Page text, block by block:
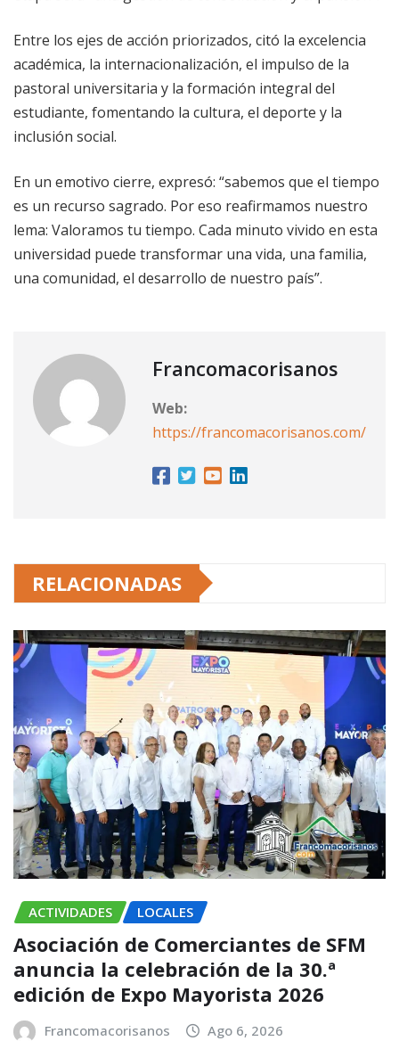
Entre los ejes de acción priorizados, citó la excelencia
académica, la internacionalización, el impulso de la
pastoral universitaria y la formación integral del
estudiante, fomentando la cultura, el deporte y la
inclusión social.
En un emotivo cierre, expresó: “sabemos que el tiempo
es un recurso sagrado. Por eso reafirmamos nuestro
lema: Valoramos tu tiempo. Cada minuto vivido en esta
universidad puede transformar una vida, una familia,
una comunidad, el desarrollo de nuestro país”.
Francomacorisanos
Web:
https://francomacorisanos.com/
RELACIONADAS
ACTIVIDADES LOCALES
Asociación de Comerciantes de SFM
anuncia la celebración de la 30.ª
edición de Expo Mayorista 2026
Francomacorisanos Ago 6, 2026